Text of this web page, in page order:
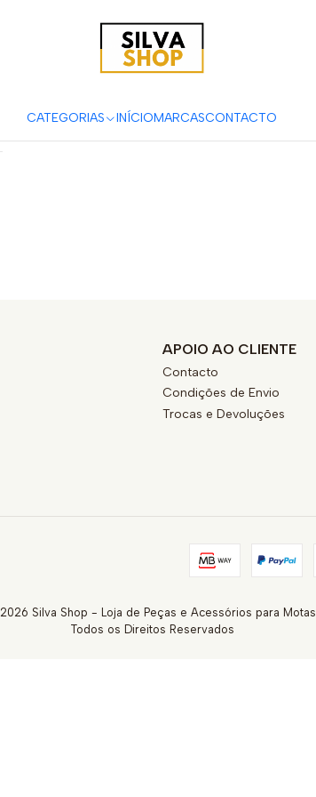
CATEGORIAS INÍCIOMARCASCONTACTO
CRE 125RR
APOIO AO CLIENTE
Contacto
Condições de Envio
Trocas e Devoluções
2026 Silva Shop - Loja de Peças e Acessórios para Motas.
Todos os Direitos Reservados